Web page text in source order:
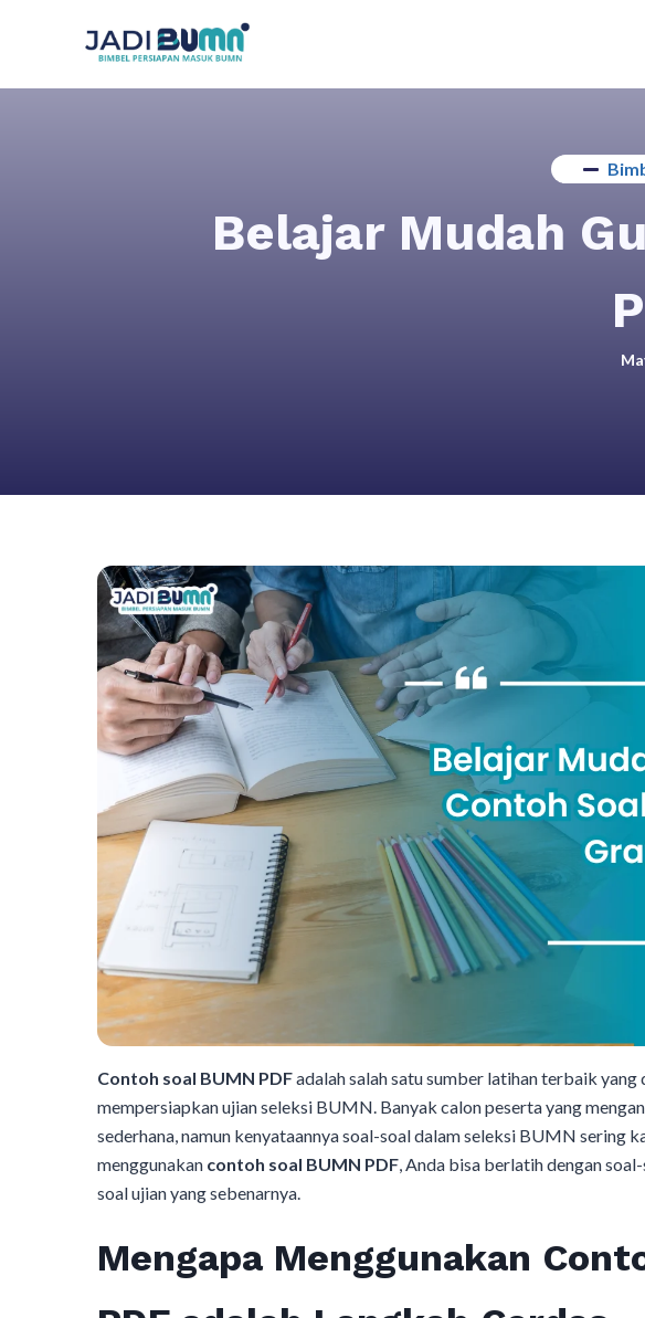
Belajar Mudah
Contoh soal BUMN PDFadalah salah satu sumber latihan terbaik yang
mempersiapkan ujian seleksi BUMN. Banyak calon peserta yang
sederhana, namun kenyataannya soal-soal dalam seleksi BUMN sering
menggunakan contoh soal BUMN PDF, Anda bisa berlatih dengan
soal ujian yang sebenarnya.
Mengapa Menggunakan